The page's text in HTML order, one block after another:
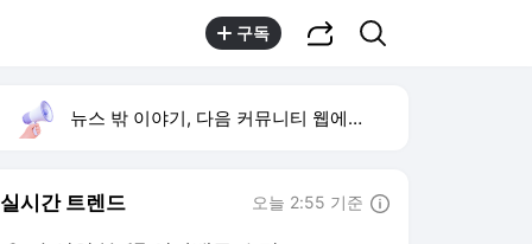
구독
뉴스 밖 이야기, 다음 커뮤니티 웹에서 보기
실시간 트렌드 오늘 2:55 기준